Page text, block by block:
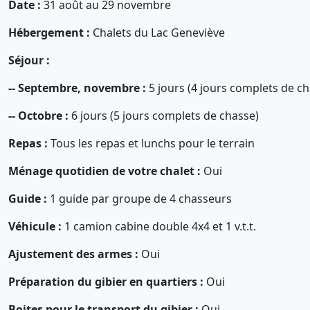
Date : 31 août au 29 novembre
Hébergement : Chalets du Lac Geneviève
Séjour :
-- Septembre, novembre : 5 jours (4 jours complets de
-- Octobre : 6 jours (5 jours complets de chasse)
Repas : Tous les repas et lunchs pour le terrain
Ménage quotidien de votre chalet : Oui
Guide : 1 guide par groupe de 4 chasseurs
Véhicule : 1 camion cabine double 4x4 et 1 v.t.t.
Ajustement des armes : Oui
Préparation du gibier en quartiers : Oui